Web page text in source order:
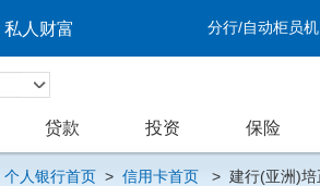
私人财富 分行/自动柜员
贷款 投资 保险
个人银行首页 > 信用卡首页 > 建行(亚洲)